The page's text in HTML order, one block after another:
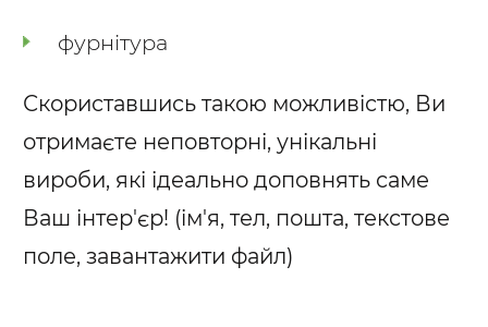
фурнітура
Скориставшись такою можливістю, Ви
отримаєте неповторні, унікальні
вироби, які ідеально доповнять саме
Ваш інтер'єр! (ім'я, тел, пошта, текстове
поле, завантажити файл)